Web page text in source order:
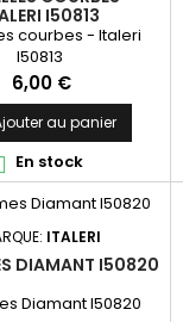
I50813
courbes - Italeri
I50813
Prix
6,00 €
au panier
En stock
ITALERI
DIAMANT I50820
Diamant I50820